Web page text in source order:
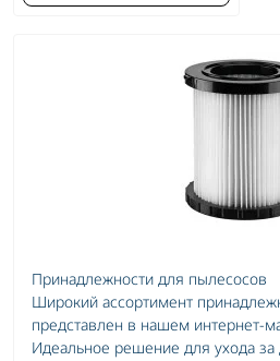
Принадлежности для пылесосов
Широкий ассортимент
представлен в нашем интернет-
Идеальное решение для ухода